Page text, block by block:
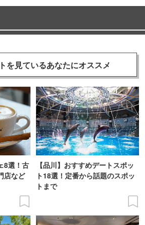
を見ているあなたにオススメ
8選！古
店など
【品川】おすすめデートスポッ
ト18選！定番から話題のスポッ
トまで